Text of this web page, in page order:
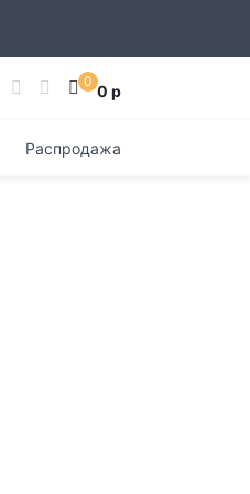
0 0 р
Распродажа